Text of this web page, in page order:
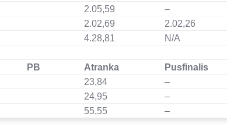
2.05,59 –
2.02,69 2.02,26
4.28,81 N/A
PB Atranka Pusfinalis
23,84 –
24,95 –
55,55 –